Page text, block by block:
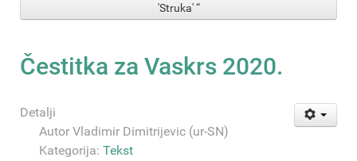
'Struka' “
Čestitka za Vaskrs 2020.
Detalji
Autor Vladimir Dimitrijevic (ur-SN)
Kategorija: Tekst